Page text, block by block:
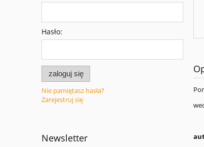
Hasło:
zaloguj się
Nie pamiętasz hasła?
Zarejestruj się
Newsletter